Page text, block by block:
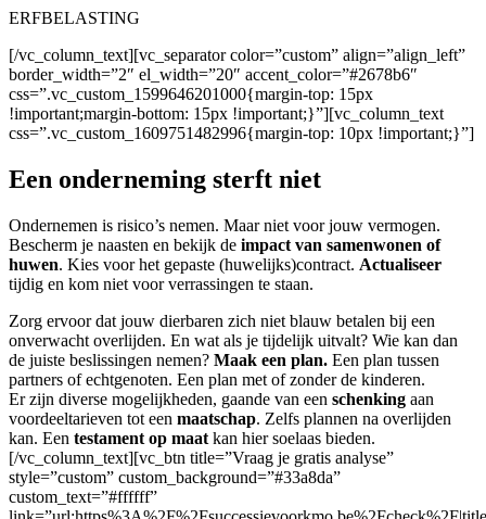
ERFBELASTING
[/vc_column_text][vc_separator color=”custom” align=”align_left”
border_width=”2″ el_width=”20″ accent_color=”#2678b6″
css=”.vc_custom_1599646201000{margin-top: 15px
!important;margin-bottom: 15px !important;}”][vc_column_text
css=”.vc_custom_1609751482996{margin-top: 10px !important;}”]
Een onderneming sterft niet
Ondernemen is risico’s nemen. Maar niet voor jouw vermogen.
Bescherm je naasten en bekijk de impact van samenwonen of
huwen. Kies voor het gepaste (huwelijks)contract. Actualiseer
tijdig en kom niet voor verrassingen te staan.
Zorg ervoor dat jouw dierbaren zich niet blauw betalen bij een
onverwacht overlijden. En wat als je tijdelijk uitvalt? Wie kan dan
de juiste beslissingen nemen? Maak een plan. Een plan tussen
partners of echtgenoten. Een plan met of zonder de kinderen.
Er zijn diverse mogelijkheden, gaande van een schenking aan
voordeeltarieven tot een maatschap. Zelfs plannen na overlijden
kan. Een testament op maat kan hier soelaas bieden.
[/vc_column_text][vc_btn title=”Vraag je gratis analyse”
style=”custom” custom_background=”#33a8da”
custom_text=”#ffffff”